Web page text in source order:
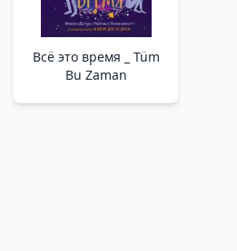
Всё это время _ Tüm
Bu Zaman